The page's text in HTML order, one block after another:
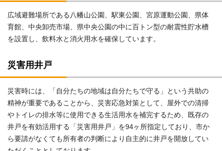
広域避難場所である八幡山公園、駅東公園、宮原運動公園、県体
育館、中央卸売市場、県中央公園の中に百トン型の耐震性貯水槽
を設置し、飲料水と消火用水を確保しています。
災害用井戸
災害時には、「自分たちの地域は自分たちで守る」という共助の
精神が重要であることから、災害応急対策として、屋外での清掃
やトイレの排水等に使用できる生活用水を補完するため、既存の
井戸を有効活用する「災害用井戸」を94ヶ所指定しており、市か
ら要請がなくても所有者の判断により自主的に井戸を開放してい